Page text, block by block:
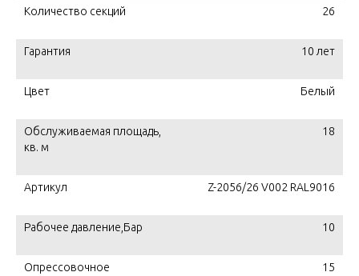
Количество секций 26
Гарантия 10 лет
Цвет Белый
Обслуживаемая площадь,
кв. м
18
Артикул Z-2056/26 V002 RAL9016
Рабочее давление,Бар 10
Опрессовочное
15